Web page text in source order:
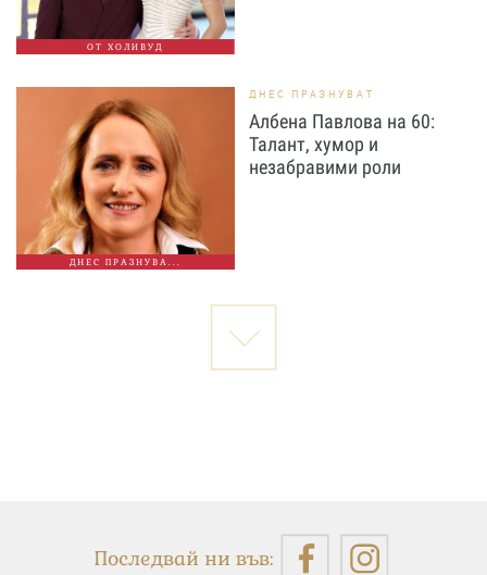
ОТ ХОЛИВУД
ДНЕС ПРАЗНУВА...
ДНЕС ПРАЗНУВАТ
Албена Павлова на 60:
Талант, хумор и
незабравими роли
Последвай ни във: